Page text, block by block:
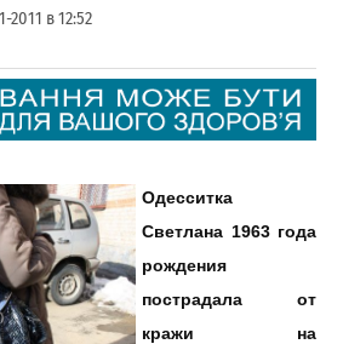
2011 в 12:52
Одесситка
Светлана 1963 года
рождения
пострадала от
кражи на